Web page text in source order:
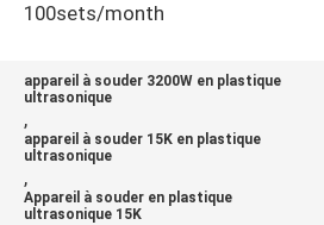
100sets/month
appareil à souder 3200W en plastique
ultrasonique
,
appareil à souder 15K en plastique
ultrasonique
,
Appareil à souder en plastique
ultrasonique 15K